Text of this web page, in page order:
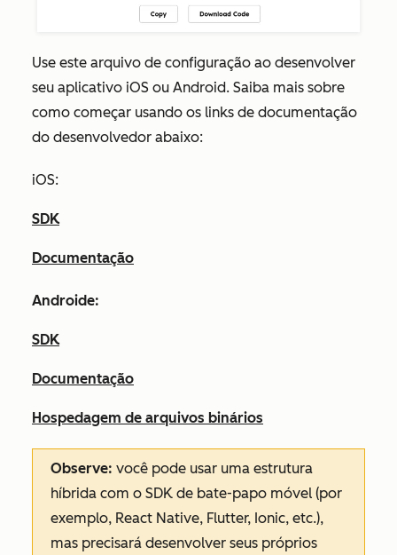
Use este arquivo de configuração ao desenvolver
seu aplicativo iOS ou Android. Saiba mais sobre
como começar usando os links de documentação
do desenvolvedor abaixo:
iOS:
SDK
Documentação
Androide:
SDK
Documentação
Hospedagem de arquivos binários
Observe: você pode usar uma estrutura
híbrida com o SDK de bate-papo móvel (por
exemplo, React Native, Flutter, Ionic, etc.),
mas precisará desenvolver seus próprios